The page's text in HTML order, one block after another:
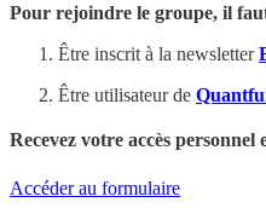
Pour rejoindre le groupe, il
Être inscrit à la newsletter
Être utilisateur de
Recevez votre accès
Accéder au formulaire